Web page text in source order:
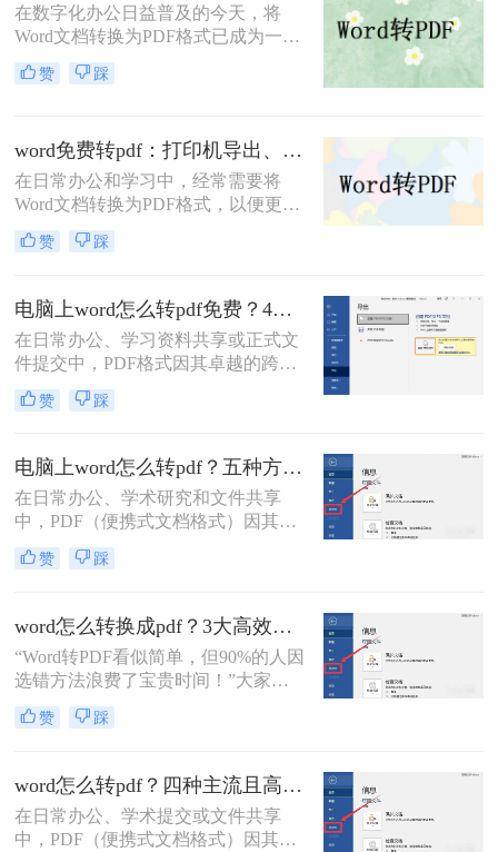
在数字化办公日益普及的今天，将
Word文档转换为PDF格式已成为一项
基本且重要的技能。PDF格式因其跨
平台兼容性、格式稳定性和安全性，
三种将Word转换为PDF的方法。
赞 踩
word免费转pdf：打印机导出、Word自带、在线工具三选一！
在日常办公和学习中，经常需要将
Word文档转换为PDF格式，以便更好
地分享、打印或存档。那么word怎么
转换成pdf免费呢？本文将介绍三种免
赞 踩
电脑上word怎么转pdf免费？4种高效的方法详解！
在日常办公、学习资料共享或正式文
件提交中，PDF格式因其卓越的跨平
台兼容性、固定的排版格式以及良好
的安全性，几乎成为了标准文件格
档编辑工具，我们经常需要将其编辑
好的文档转换为PDF。
赞 踩
电脑上word怎么转pdf？五种方法详解！
在日常办公、学术研究和文件共享
中，PDF（便携式文档格式）因其跨
平台、格式固定、不易被篡改的特
性，已成为文件分发的标准格式。而
工具，将其内容完美转换为PDF，是
几乎每个人都会遇到的需求。那么电
脑上word怎么转pdf呢？
赞 踩
word怎么转换成pdf？3大高效方法详解，职场人必备技能！
“Word转PDF看似简单，但90%的人因
选错方法浪费了宝贵时间！”大家
好，我是小编——一位深耕电脑办公
软件测评多年的IT博主。在日常工作
后格式错乱，还得手动调整，太折腾
了！”尤其对于职场办公人群和自媒
体创作者而言，Word转PDF的需求高
频且关键：报告提交、合同归档、内
赞 踩
word怎么转pdf？四种主流且高效全解析！
在日常办公、学术提交或文件共享
中，PDF（便携式文档格式）因其卓